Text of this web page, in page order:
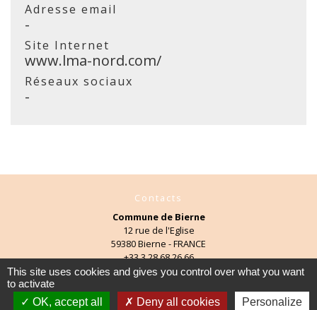
Adresse email
-
Site Internet
www.lma-nord.com/
Réseaux sociaux
-
Contacts
Commune de Bierne
12 rue de l'Eglise
59380 Bierne - FRANCE
+33 3 28 68 26 66
Contact par formulaire
This site uses cookies and gives you control over what you want
to activate
OK, accept all
Deny all cookies Personalize